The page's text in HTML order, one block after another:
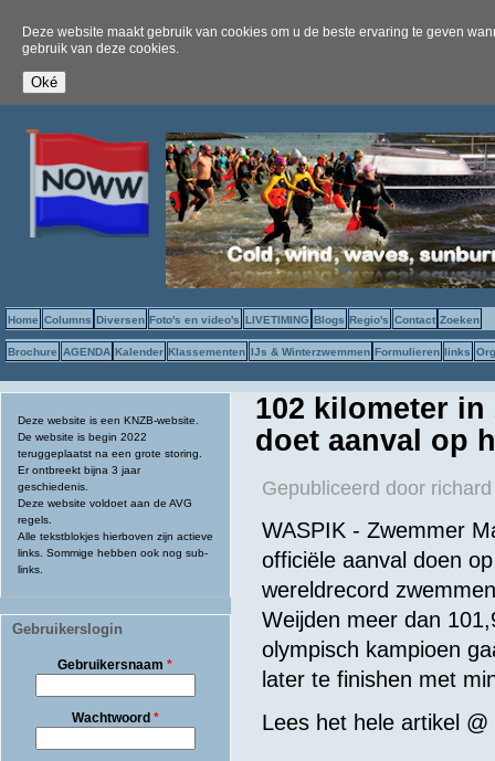
Deze website maakt gebruik van cookies om u de beste ervaring te geven
gebruik van deze cookies.
Home Columns Diversen Foto's en video's LIVETIMING Blogs Regio's Contact Zoeken
Brochure AGENDA Kalender Klassementen IJs & Winterzwemmen Formulieren links
Deze website is een KNZB-website.
De website is begin 2022
teruggeplaatst na een grote storing.
Er ontbreekt bijna 3 jaar
geschiedenis.
Deze website voldoet aan de AVG
regels.
Alle tekstblokjes hierboven zijn actieve
links. Sommige hebben ook nog sub-
links.
Gebruikerslogin
Gebruikersnaam*
Wachtwoord *
102 kilometer in
doet aanval op
Gepubliceerd door
WASPIK - Zwemmer
officiële aanval doen
wereldrecord
Weijden meer dan
olympisch kampioen
later te finishen met
Lees het hele artikel @